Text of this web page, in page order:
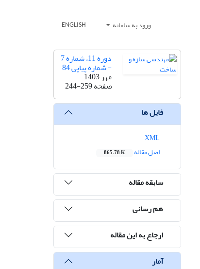
ورود به سامانه ENGLISH
دوره 11، شماره 7
- شماره پیاپی 84
مهر 1403
صفحه244-259
فایل ها
اصل مقاله
865.78 K
سابقه مقاله
هم رسانی
ارجاع به این مقاله
آمار